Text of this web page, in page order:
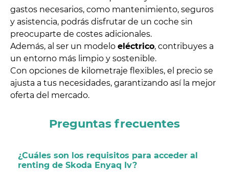
gastos necesarios, como mantenimiento, seguros
y asistencia, podrás disfrutar de un coche sin
preocuparte de costes adicionales.
Además, al ser un modelo eléctrico, contribuyes a
un entorno más limpio y sostenible.
Con opciones de kilometraje flexibles, el precio se
ajusta a tus necesidades, garantizando así la mejor
oferta del mercado.
Preguntas frecuentes
¿Cuáles son los requisitos para acceder al
renting de Skoda Enyaq Iv?